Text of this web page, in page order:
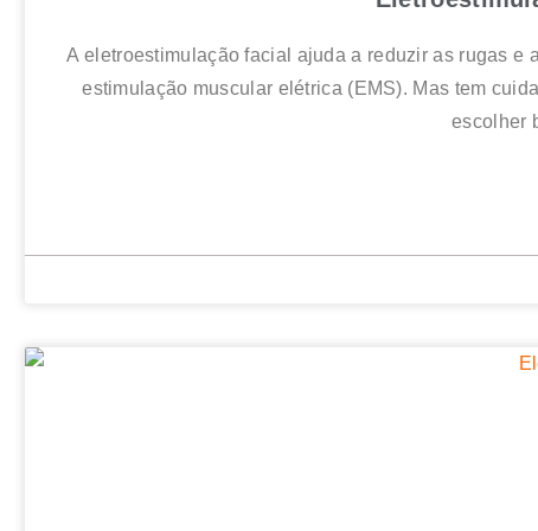
A eletroestimulação facial ajuda a reduzir as rugas e
estimulação muscular elétrica (EMS). Mas tem
escolher